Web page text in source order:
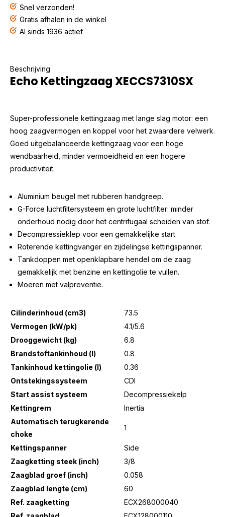
Snel verzonden!
Gratis afhalen in de winkel
Al sinds 1936 actief
Beschrijving
Echo Kettingzaag XECCS7310SX
Super-professionele kettingzaag met lange slag motor: een
hoog zaagvermogen en koppel voor het zwaardere velwerk.
Goed uitgebalanceerde kettingzaag voor een hoge
wendbaarheid, minder vermoeidheid en een hogere
productiviteit.
Aluminium beugel met rubberen handgreep.
G-Force luchtfiltersysteem en grote luchtfilter: minder
onderhoud nodig door het centrifugaal scheiden van stof.
Decompressieklep voor een gemakkelijke start.
Roterende kettingvanger en zijdelingse kettingspanner.
Tankdoppen met openklapbare hendel om de zaag
gemakkelijk met benzine en kettingolie te vullen.
Moeren met valpreventie.
Cilinderinhoud (cm3)
73.5
Vermogen (kW/pk)
4.1/5.6
Drooggewicht (kg)
6.8
Brandstoftankinhoud (l)
0.8
Tankinhoud kettingolie (l)
0.36
Ontstekingssysteem
CDI
Start assist systeem
Decompressiekelp
Kettingrem
Inertia
Automatisch terugkerende
choke
1
Kettingspanner
Side
Zaagketting steek (inch)
3/8
Zaagblad groef (inch)
0.058
Zaagblad lengte (cm)
60
Ref. zaagketting
ECX268000040